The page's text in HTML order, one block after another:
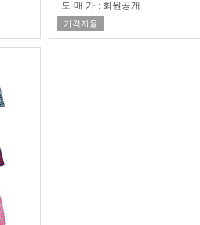
도매가 : 회원공개
가격자율